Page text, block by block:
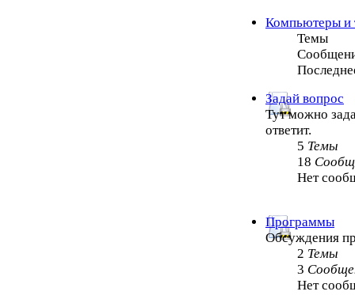
Компьютеры и
Темы
Задай вопрос
Тут можно
ответит.
5 Темы
18
Нет
Программы
Обсуждения
2 Темы
3
Нет